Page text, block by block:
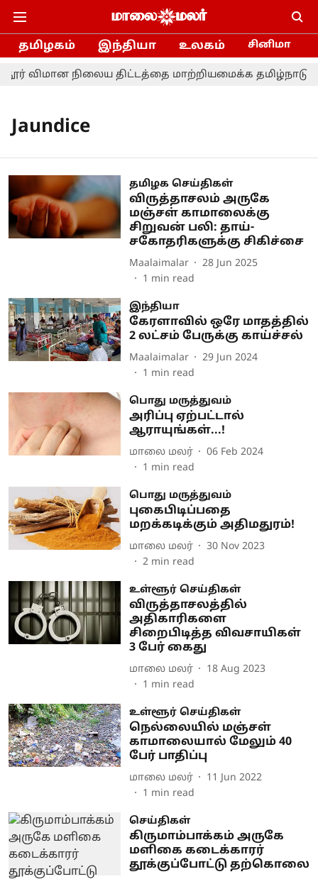
தமிழகம் இந்தியா உலகம் சினிமா
விமான நிலைய திட்டத்தை மாற்றியமைக்க தமிழ்நாடு
Jaundice
தமிழக செய்திகள்
விருத்தாசலம் அருகே
மஞ்சள் காமாலைக்கு
சிறுவன் பலி: தாய்-
சகோதரிகளுக்கு சிகிச்சை
Maalaimalar
28 Jun 2025
1 min read
இந்தியா
கேரளாவில் ஒரே மாதத்தில்
2 லட்சம் பேருக்கு காய்ச்சல்
Maalaimalar
29 Jun 2024
1 min read
பொது மருத்துவம்
அரிப்பு ஏற்பட்டால்
ஆராயுங்கள்...!
மாலை மலர்
06 Feb 2024
1 min read
பொது மருத்துவம்
புகைபிடிப்பதை
மறக்கடிக்கும் அதிமதுரம்!
மாலை மலர்
30 Nov 2023
2 min read
உள்ளூர் செய்திகள்
விருத்தாசலத்தில்
அதிகாரிகளை
சிறைபிடித்த விவசாயிகள்
3 பேர் கைது
மாலை மலர்
18 Aug 2023
1 min read
உள்ளூர் செய்திகள்
நெல்லையில் மஞ்சள்
காமாலையால் மேலும் 40
பேர் பாதிப்பு
மாலை மலர்
11 Jun 2022
1 min read
செய்திகள்
கிருமாம்பாக்கம் அருகே
மளிகை கடைக்காரர்
தூக்குப்போட்டு தற்கொலை